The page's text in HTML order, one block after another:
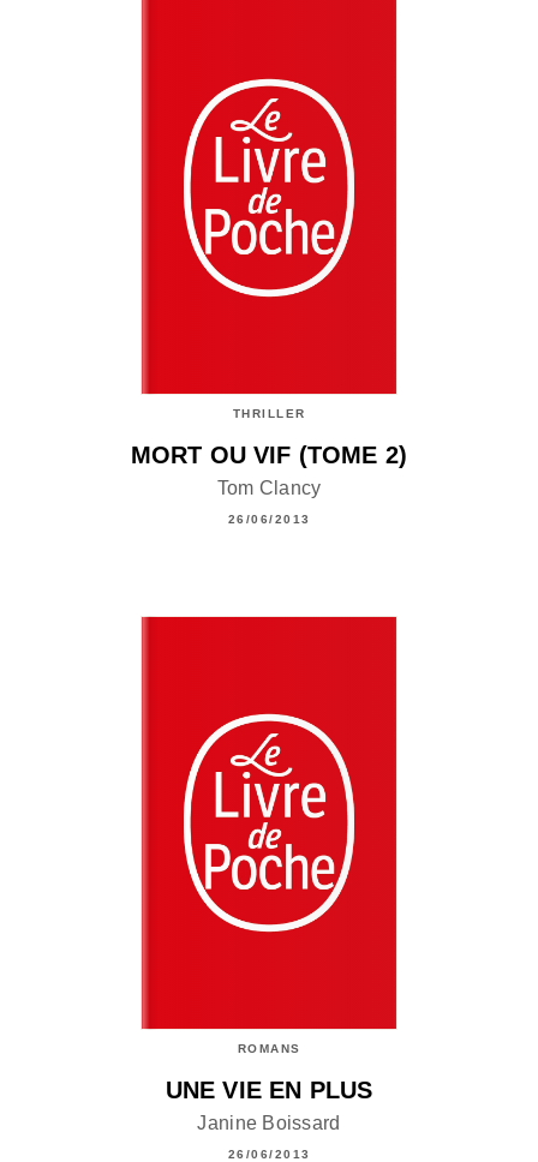
THRILLER
MORT OU VIF (TOME 2)
Tom Clancy
26/06/2013
ROMANS
UNE VIE EN PLUS
Janine Boissard
26/06/2013